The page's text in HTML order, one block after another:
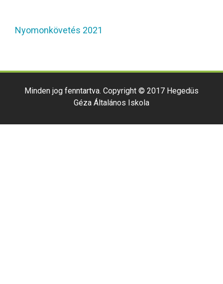
Nyomonkövetés 2021
Minden jog fenntartva. Copyright © 2017 Hegedüs
Géza Általános Iskola